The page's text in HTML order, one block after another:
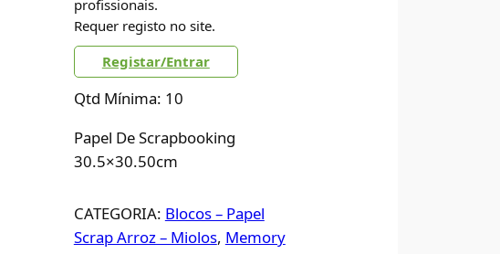
profissionais.
Requer registo no site.
Registar/Entrar
Qtd Mínima: 10
Papel De Scrapbooking
30.5×30.50cm
CATEGORIA: Blocos – Papel
Scrap Arroz – Miolos, Memory